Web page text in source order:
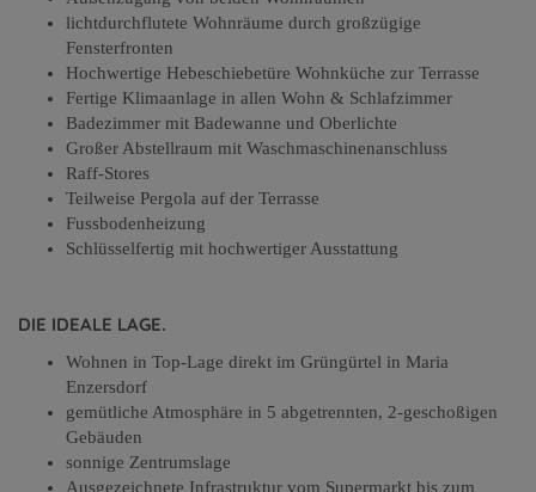
lichtdurchflutete Wohnräume durch großzügige
Fensterfronten
Hochwertige Hebeschiebetüre Wohnküche zur Terrasse
Fertige Klimaanlage in allen Wohn & Schlafzimmer
Badezimmer mit Badewanne und Oberlichte
Großer Abstellraum mit Waschmaschinenanschluss
Raff-Stores
Teilweise Pergola auf der Terrasse
Fussbodenheizung
Schlüsselfertig mit hochwertiger Ausstattung
DIE IDEALE LAGE.
Wohnen in Top-Lage direkt im Grüngürtel in Maria
Enzersdorf
gemütliche Atmosphäre in 5 abgetrennten, 2-geschoßigen
Gebäuden
sonnige Zentrumslage
Ausgezeichnete Infrastruktur vom Supermarkt bis zum